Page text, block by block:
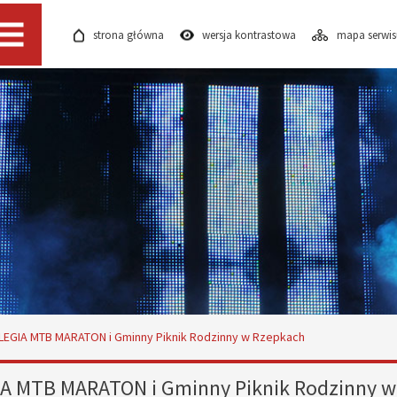
Menu strona główna wersja kontrastowa mapa
MTB MARATON i Gminny Piknik Rodzinny w Rzepkach
MTB MARATON i Gminny Piknik Rodzinny